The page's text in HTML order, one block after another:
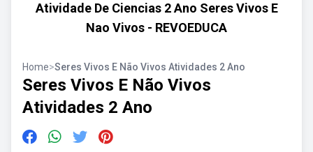
Atividade De Ciencias 2 Ano Seres Vivos E
Nao Vivos - REVOEDUCA
Home>Seres Vivos E Não Vivos Atividades 2 Ano
Seres Vivos E Não Vivos
Atividades 2 Ano